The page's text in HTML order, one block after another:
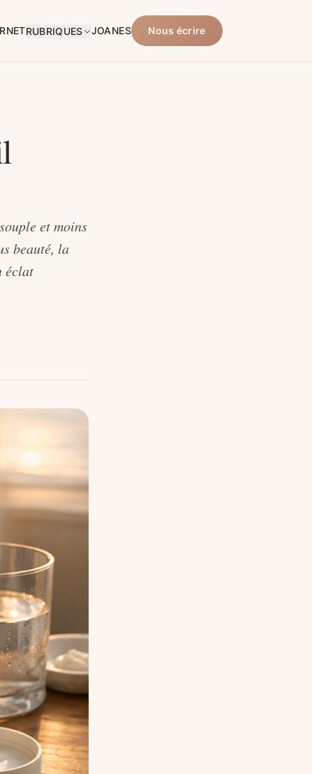
RUBRIQUES JOANES Nous écrire
et moins
beauté, la
éclat